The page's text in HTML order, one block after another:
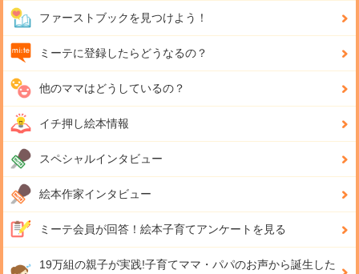
ファーストブックを見つけよう！
ミーテに登録したらどうなるの？
他のママはどうしているの？
イチ押し絵本情報
スペシャルインタビュー
絵本作家インタビュー
ミーテ会員が回答！ 絵本子育てアンケートを見る
19万組の親子が実践!子育てママ・パパのお声から誕生した